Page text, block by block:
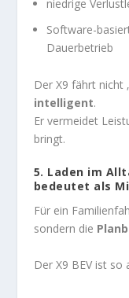
niedrige
Software-
Dauerbetrieb
Der X9 fährt nicht
intelligent.
Er vermeidet
bringt.
5. Laden im
bedeutet als
Für ein
sondern die
Der X9 BEV ist so